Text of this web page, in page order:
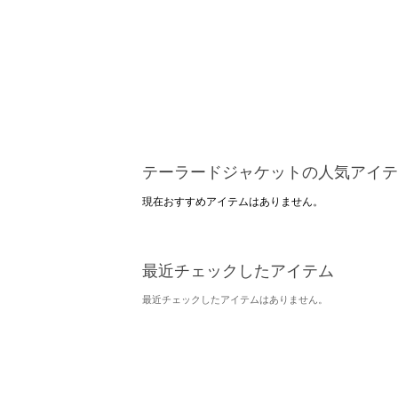
テーラードジャケットの人気アイ
現在おすすめアイテムはありません。
最近チェックしたアイテム
最近チェックしたアイテムはありません。